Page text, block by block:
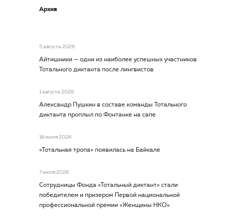
Архив
5 августа 2026
Айтишники — одни из наиболее успешных участников
Тотального диктанта после лингвистов
1 августа 2026
Александр Пушкин в составе команды Тотального
диктанта проплыл по Фонтанке на сапе
18 июля 2026
«Тотальная тропа» появилась на Байкале
7 июля 2026
Сотрудницы Фонда «Тотальный диктант» стали
победителем и призером Первой национальной
профессиональной премии «Женщины НКО»